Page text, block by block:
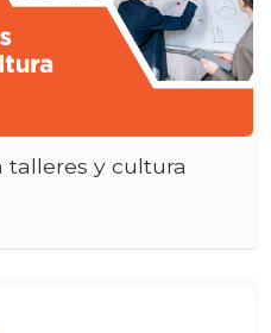
talleres y cultura